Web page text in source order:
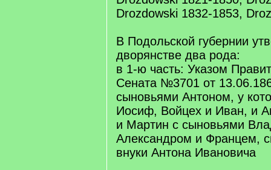
Drozdowski 1832-1853,
В Подольской губернии
дворянстве два рода:
в 1-ю часть: Указом
Сената №3701 от
сыновьями Антоном, у
Иосиф, Войцех и Иван, и
и Мартин с сыновьями
Александром и Францем,
внуки Антона Ивановича